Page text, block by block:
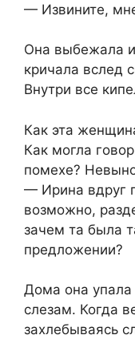
— Извините,
Она выбежала
кричала вслед
Внутри все
Как эта
Как могла
помехе?
— Ирина вдруг
возможно,
зачем та была
предложении?
Дома она упала
слезам. Когда
захлебываясь